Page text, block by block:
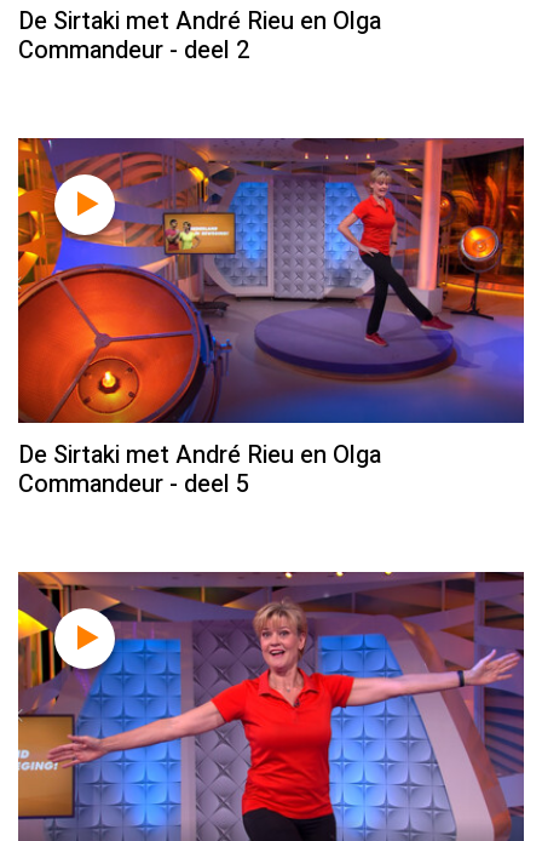
De Sirtaki met André Rieu en Olga
Commandeur - deel 2
De Sirtaki met André Rieu en Olga
Commandeur - deel 5